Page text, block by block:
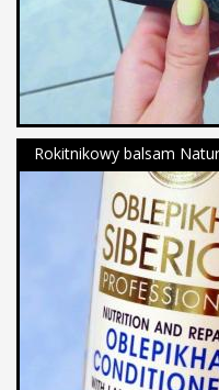
Rokitnikowy balsam